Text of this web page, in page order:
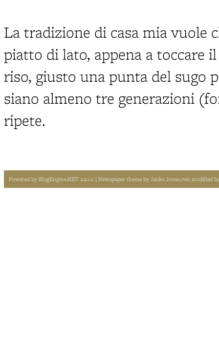
La tradizione di casa mia vuole
piatto di lato, appena a toccare
riso, giusto una punta del sugo
siano almeno tre generazioni
ripete.
Powered byBlogEngine.NET 2.9.1.0 | Newspaper theme byJanko Jovanovicmodified